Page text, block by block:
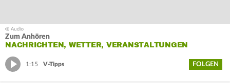
Zum Anhören
NACHRICHTEN, WETTER, VERANSTALTUNGEN
1:15 V-Tipps FOLGEN